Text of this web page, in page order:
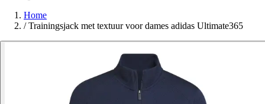
Home
/ Trainingsjack met textuur voor dames adidas Ultimate365